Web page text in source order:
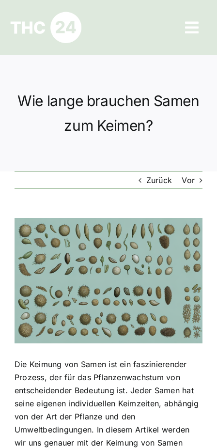
springen
Ratgeber
Wie lange brauchen Samen
zum Keimen?
Zurück Vor
Zeige
grösseres
Bild
Die Keimung von Samen ist ein faszinierender
Prozess, der für das Pflanzenwachstum von
entscheidender Bedeutung ist. Jeder Samen hat
seine eigenen individuellen Keimzeiten, abhängig
von der Art der Pflanze und den
Umweltbedingungen. In diesem Artikel werden
wir uns genauer mit der Keimung von Samen